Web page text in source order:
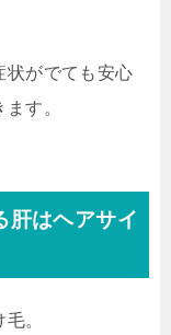
状がでても安心
す。
肝はヘアサイ
。